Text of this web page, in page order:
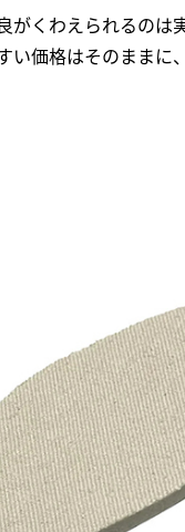
がくわえられるの
い価格はそのまま